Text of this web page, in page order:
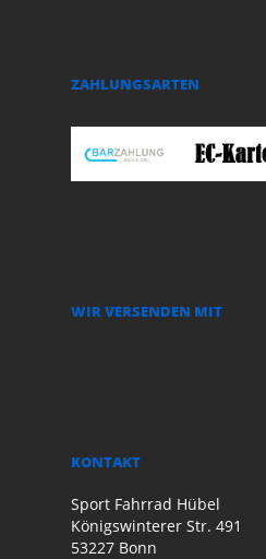
ZAHLUNGSARTEN
WIR VERSENDEN MIT
KONTAKT
Sport Fahrrad Hübel
Königswinterer Str. 491
53227 Bonn